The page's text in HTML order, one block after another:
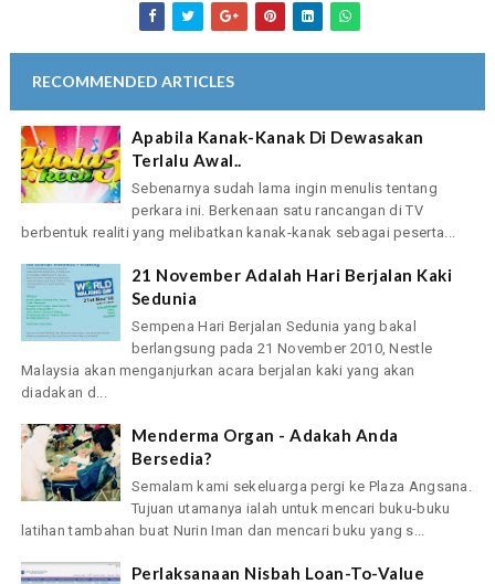
RECOMMENDED ARTICLES
Apabila Kanak-Kanak Di Dewasakan
Terlalu Awal..
Sebenarnya sudah lama ingin menulis tentang
perkara ini. Berkenaan satu rancangan di TV
berbentuk realiti yang melibatkan kanak-kanak sebagai peserta...
21 November Adalah Hari Berjalan Kaki
Sedunia
Sempena Hari Berjalan Sedunia yang bakal
berlangsung pada 21 November 2010, Nestle
Malaysia akan menganjurkan acara berjalan kaki yang akan
diadakan d...
Menderma Organ - Adakah Anda
Bersedia?
Semalam kami sekeluarga pergi ke Plaza Angsana.
Tujuan utamanya ialah untuk mencari buku-buku
latihan tambahan buat Nurin Iman dan mencari buku yang s...
Perlaksanaan Nisbah Loan-To-Value